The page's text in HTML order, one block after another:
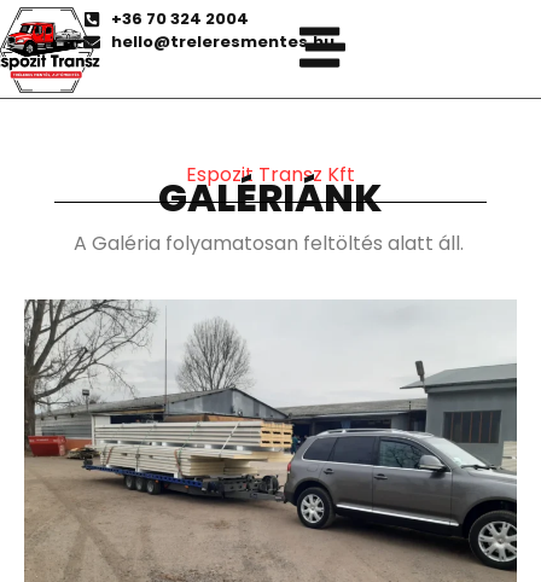
+36 70 324 2004
hello@treleresmentes.hu
Espozit Transz Kft
GALÉRIÁNK
A Galéria folyamatosan feltöltés alatt áll.